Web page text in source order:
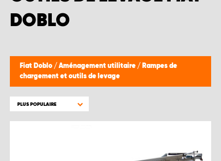
DOBLO
Fiat Doblo / Aménagement utilitaire / Rampes de
chargement et outils de levage
PLUS POPULAIRE
WORK SYSTEM BRUXELLES
WORK SYSTEM NAMUR
WORK SYSTEM WEST BY PRO-VAN